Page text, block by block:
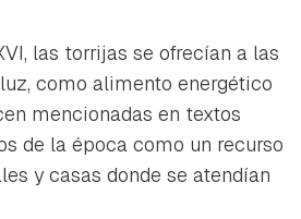
las torrijas se ofrecían a las
como alimento energético
mencionadas en textos
de la época como un recurso
y casas donde se atendían